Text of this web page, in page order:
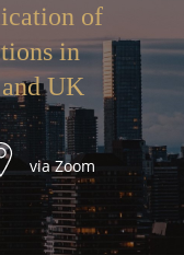
of
in
UK
via Zoom